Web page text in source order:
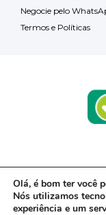
Negocie pelo
Termos e Políticas
Olá, é bom ter você
Nós utilizamos
experiência e um